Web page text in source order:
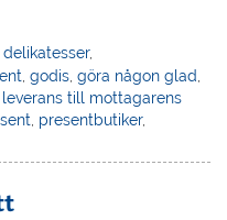
,delikatesser,
,godis ,göra någon glad
leverans till mottagarens
presentbutiker,